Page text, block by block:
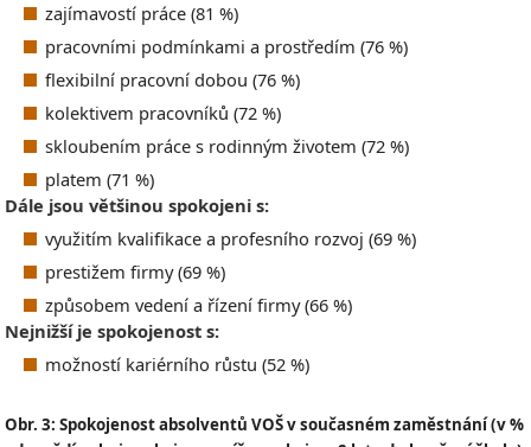
zajímavostí práce (81 %)
pracovními podmínkami a prostředím (76 %)
flexibilní pracovní dobou (76 %)
kolektivem pracovníků (72 %)
skloubením práce s rodinným životem (72 %)
platem (71 %)
Dále jsou většinou spokojeni s:
využitím kvalifikace a profesního rozvoj (69 %)
prestižem firmy (69 %)
způsobem vedení a řízení firmy (66 %)
Nejnižší je spokojenost s:
možností kariérního růstu (52 %)
Obr. 3: Spokojenost absolventů VOŠ v současném zaměstnání (v %